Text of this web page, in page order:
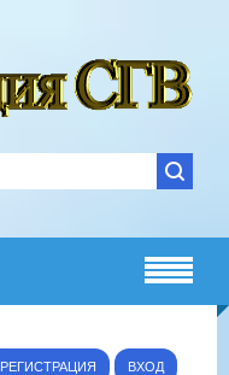
РЕГИСТРАЦИЯ ВХОД